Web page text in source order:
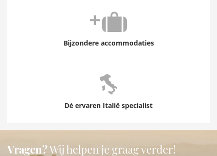
Bijzondere accommodaties
Dé ervaren Italië specialist
Vragen?Wij helpen je graag verder!